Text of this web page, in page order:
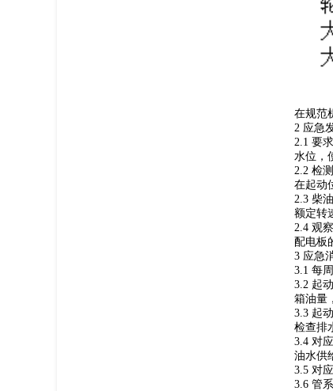
在规范
2 应急
2.1 要
水位，
2.2 检
在起动
2.3 柴
额定转
2.4 观
配电板
3 应急
3.1 每
3.2 起
箱油量
3.3 起
检查排
3.4 对
油水供
3.5 对
3.6 管